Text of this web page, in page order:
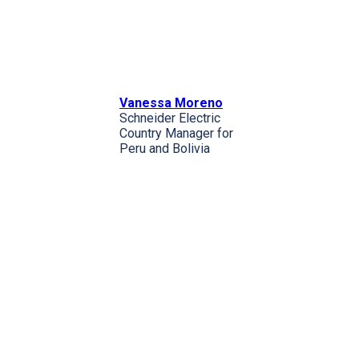
Vanessa Moreno
Schneider Electric
Country Manager for
Peru and Bolivia